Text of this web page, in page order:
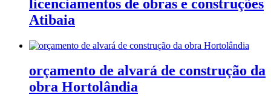
licenciamentos de obras e construções
Atibaia
orçamento de alvará de construção da
obra Hortolândia